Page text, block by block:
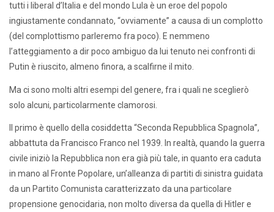
tutti i liberal d’Italia e del mondo Lula è un eroe del popolo
ingiustamente condannato, “ovviamente” a causa di un complotto
(del complottismo parleremo fra poco). E nemmeno
l’atteggiamento a dir poco ambiguo da lui tenuto nei confronti di
Putin è riuscito, almeno finora, a scalfirne il mito.
Ma ci sono molti altri esempi del genere, fra i quali ne sceglierò
solo alcuni, particolarmente clamorosi.
Il primo è quello della cosiddetta “Seconda Repubblica Spagnola”,
abbattuta da Francisco Franco nel 1939. In realtà, quando la guerra
civile iniziò la Repubblica non era già più tale, in quanto era caduta
in mano al Fronte Popolare, un’alleanza di partiti di sinistra guidata
da un Partito Comunista caratterizzato da una particolare
propensione genocidaria, non molto diversa da quella di Hitler e